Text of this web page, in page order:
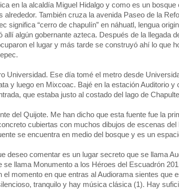
en la alcaldía Miguel Hidalgo y como es un bosque
alrededor. También cruza la avenida Paseo de la
significa “cerro de chapulín” en náhuatl, lengua
allí algún gobernante azteca. Después de la llegada
el lugar y más tarde se construyó ahí lo que
Universidad. Ese día tomé el metro desde
y luego en Mixcoac. Bajé en la estación Auditorio y
que estaba justo al costado del lago de
del Quijote. Me han dicho que esta fuente fue la
cubiertas con muchos dibujos de escenas
se encuentra en medio del bosque y es un
deseo comentar es un lugar secreto que se llama
se llama Monumento a los Héroes del Escuadrón
el momento en que entras al Audiorama sientes
tranquilo y hay música clásica (1). Hay